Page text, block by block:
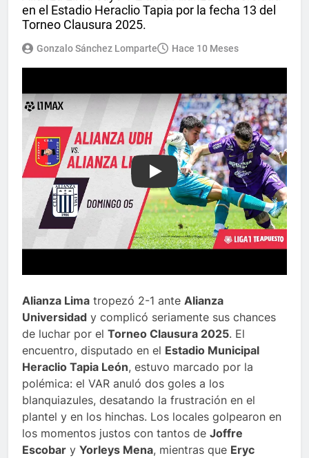
en el Estadio Heraclio Tapia por la fecha 13 del
Torneo Clausura 2025.
Gonzalo Sánchez Lomparte Hace 10 Meses
Play
Alianza Lima tropezó 2-1 ante Alianza
Universidad y complicó seriamente sus chances
de luchar por el Torneo Clausura 2025. El
encuentro, disputado en el Estadio Municipal
Heraclio Tapia León, estuvo marcado por la
polémica: el VAR anuló dos goles a los
blanquiazules, desatando la frustración en el
plantel y en los hinchas. Los locales golpearon en
los momentos justos con tantos de Joffre
Escobar y Yorleys Mena, mientras que Eryc